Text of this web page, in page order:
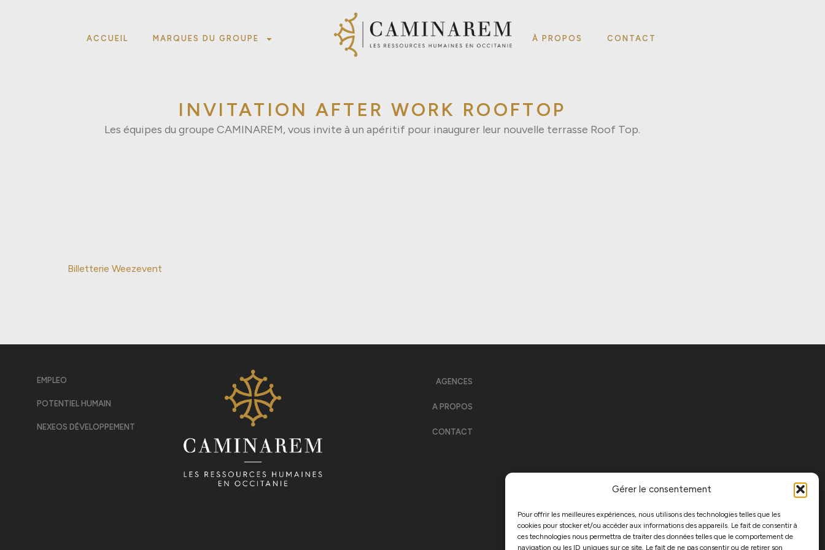
Gérer le consentement
Pour offrir les meilleures expériences, nous utilisons des technologies telles que les
cookies pour stocker et/ou accéder aux informations des appareils. Le fait de consentir à
ces technologies nous permettra de traiter des données telles que le comportement de
navigation ou les ID uniques sur ce site. Le fait de ne pas consentir ou de retirer son
ACCUEIL MARQUES DU GROUPE À PROPOS CONTACT
INVITATION AFTER WORK ROOFTOP
Les équipes du groupe CAMINAREM, vous invite à un apéritif pour inaugurer leur nouvelle terrasse Roof Top.
Billetterie Weezevent
EMPLEO
POTENTIEL HUMAIN
NEXEOS DÉVELOPPEMENT
AGENCES
A PROPOS
CONTACT